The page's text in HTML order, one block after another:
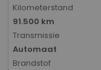
Kilometerstand
91.500 km
Transmissie
Automaat
Brandstof